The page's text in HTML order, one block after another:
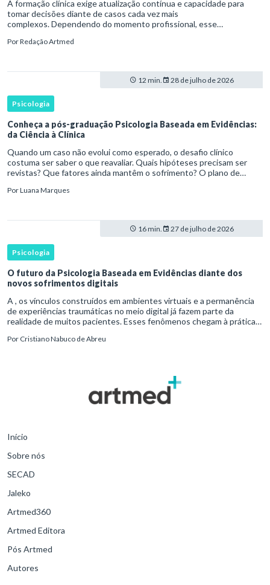
A formação clínica exige atualização contínua e capacidade para
tomar decisões diante de casos cada vez mais
complexos. Dependendo do momento profissional, esse
aprofundamento em ou a especializaçã
PorRedação Artmed
12 min. 28 de julho de 2026
Psicologia
Conheça a pós-graduação Psicologia Baseada em Evidências:
da Ciência à Clínica
Quando um caso não evolui como esperado, o desafio clínico
costuma ser saber o que reavaliar. Quais hipóteses precisam ser
revistas? Que fatores ainda mantêm o sofrimento? O plano de
necessidades d
PorLuana Marques
16 min. 27 de julho de 2026
Psicologia
O futuro da Psicologia Baseada em Evidências diante dos
novos sofrimentos digitais
A , os vínculos construídos em ambientes virtuais e a permanência
de experiências traumáticas no meio digital já fazem parte da
realidade de muitos pacientes. Esses fenômenos chegam à prática
Por Cristiano Nabuco de Abreu
Início
Sobre nós
SECAD
Jaleko
Artmed360
Artmed Editora
Pós Artmed
Autores